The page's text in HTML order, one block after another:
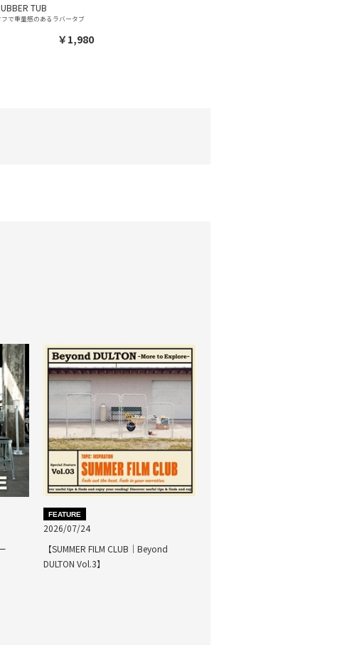
TUB
フで重量感のあるラバータブ
￥1,980
FEATURE
2026/07/24
【SUMMER FILM CLUB｜Beyond
DULTON Vol.3】